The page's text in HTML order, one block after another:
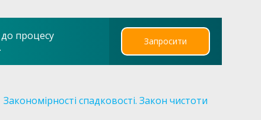
процесу
Запросити
Закономірності спадковості. Закон чистоти